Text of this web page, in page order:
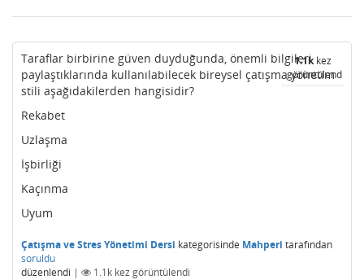
1.1kkez
görüntülendi
Taraflar birbirine güven duyduğunda, önemli bilgileri
paylaştıklarında kullanılabilecek bireysel çatışma yönetim
stili aşağıdakilerden hangisidir?
Rekabet
Uzlaşma
İşbirliği
Kaçınma
Uyum
Çatışma ve Stres Yönetimi Dersi kategorisinde Mahperi tarafından
soruldu
düzenlendi | 1.1k kez görüntülendi